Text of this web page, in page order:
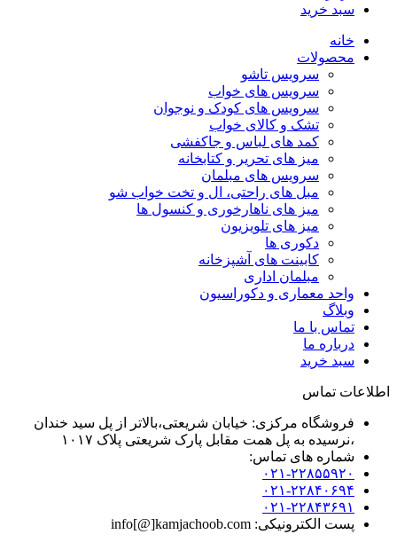
سبد خرید
خانه
محصولات
سرویس تاشو
سرویس های خواب
سرویس های کودک و نوجوان
تشک و کالای خواب
کمد های لباس و جاکفشی
میز های تحریر و کتابخانه
سرویس های مبلمان
مبل های راحتی، ال و تخت خواب شو
میز های ناهارخوری و کنسول ها
میز های تلویزیون
دکوری ها
کابینت های آشپزخانه
مبلمان اداری
واحد معماری و دکوراسیون
وبلاگ
تماس با ما
درباره ما
سبد خرید
اطلاعات تماس
فروشگاه مرکزی: خیابان شریعتی،بالاتر از پل سید خندان
،نرسیده به پل همت مقابل پارک شریعتی پلاک ۱۰۱۷
شماره های تماس:
۰۲۱-۲۲۸۵۵۹۲۰
۰۲۱-۲۲۸۴۰۶۹۴
۰۲۱-۲۲۸۴۳۶۹۱
پست الکترونیکی: info[@]kamjachoob.com